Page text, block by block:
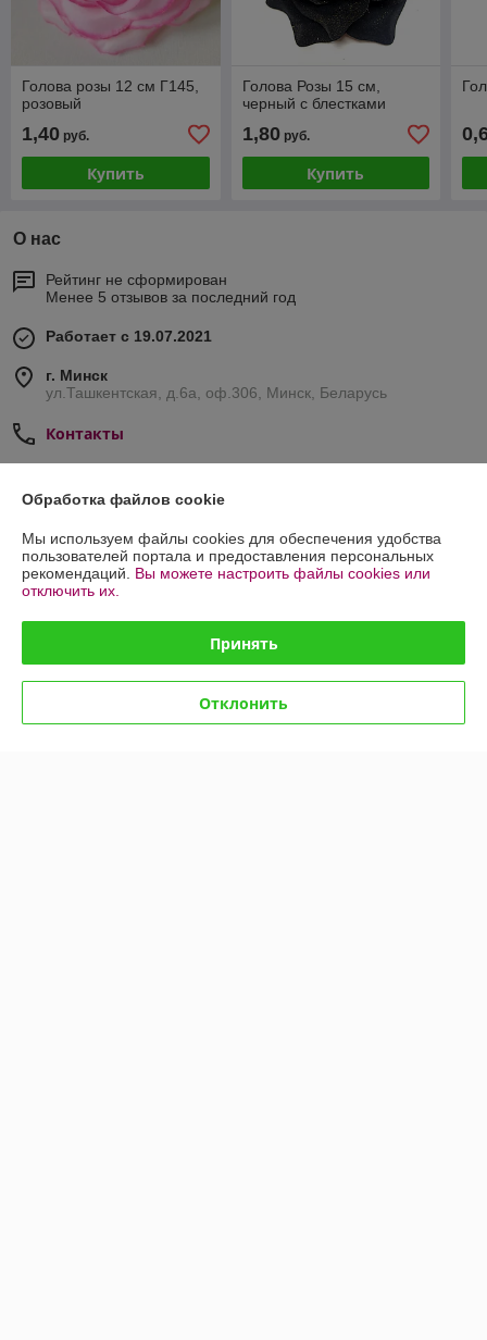
Голова розы 12 см Г145,
розовый
1,40 руб.
Купить
Голова Розы 15 см,
черный с блестками
1,80руб.
Купить
О нас
Рейтинг не сформирован
Менее 5 отзывов за последний год
Работает с 19.07.2021
г. Минск
ул.Ташкентская, д.6а, оф.306, Минск, Беларусь
Контакты
Показать весь график работы
Отзывы о магазине
Отлично
Обработка файлов cookie
Мы используем файлы cookies для обеспечения удобства
пользователей портала и предоставления персональных
рекомендаций. Вы можете настроить файлы cookies или
отключить их.
Принять
Отклонить